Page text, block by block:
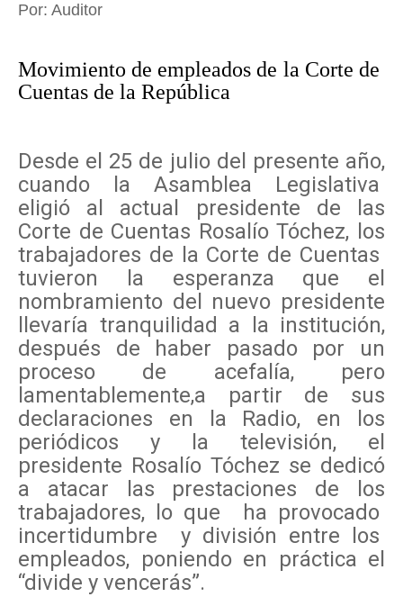
Por: Auditor
Movimiento de empleados de la Corte de
Cuentas de la República
Desde el 25 de julio del presente año,
cuando la Asamblea Legislativa
eligió al actual presidente de las
Corte de Cuentas Rosalío Tóchez, los
trabajadores de la Corte de Cuentas
tuvieron la esperanza que el
nombramiento del nuevo presidente
llevaría tranquilidad a la institución,
después de haber pasado por un
proceso de acefalía, pero
lamentablemente,a partir de sus
declaraciones en la Radio, en los
periódicos y la televisión, el
presidente Rosalío Tóchez se dedicó
a atacar las prestaciones de los
trabajadores, lo que ha provocado
incertidumbre y división entre los
empleados, poniendo en práctica el
“divide y vencerás”.